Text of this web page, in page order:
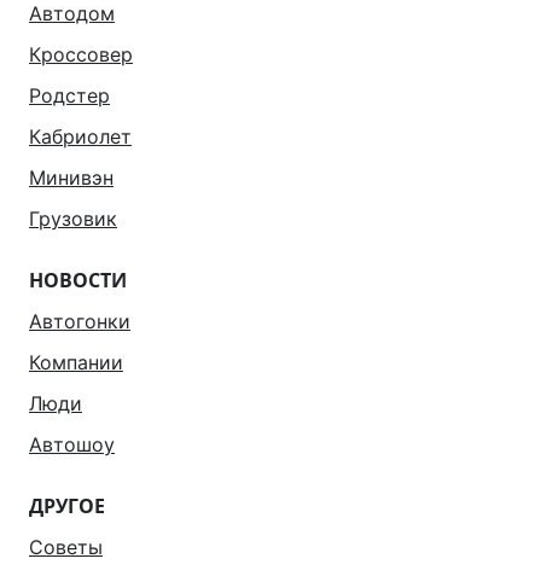
Автодом
Кроссовер
Родстер
Кабриолет
Минивэн
Грузовик
НОВОСТИ
Автогонки
Компании
Люди
Автошоу
ДРУГОЕ
Советы